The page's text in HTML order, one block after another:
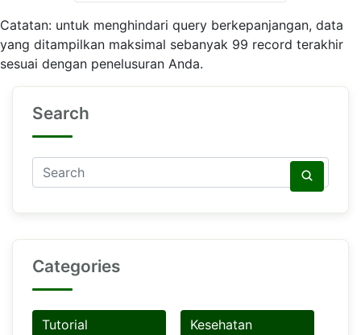
Catatan: untuk menghindari query berkepanjangan, data
yang ditampilkan maksimal sebanyak 99 record terakhir
sesuai dengan penelusuran Anda.
Search
Categories
Tutorial Kesehatan